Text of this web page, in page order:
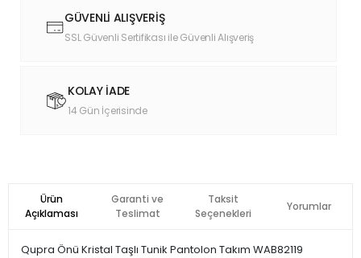
GÜVENLİ ALIŞVERİŞ
SSL Güvenli Sertifikası ile Güvenli Alışveriş
KOLAY İADE
14 Gün İçerisinde
Ürün
Açıklaması
Garanti ve
Teslimat
Taksit
Seçenekleri
Yorumlar
Qupra Önü Kristal Taşlı Tunik Pantolon Takım WAB82119